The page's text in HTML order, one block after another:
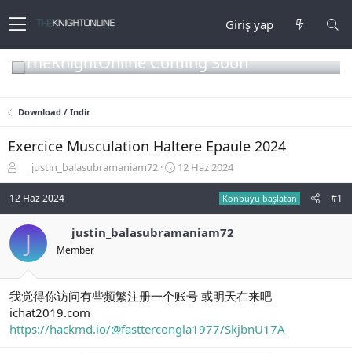
Giriş yap
TheKnightOnline Coming Soon
Download / Indir
Exercice Musculation Haltere Epaule 2024
o
n
u
y
u
b
a
ş
l
t
justin_balasubramaniam72
B
a
n
ç
t
i
12 Haz 2024
12 Haz 2024 Konbuyu başlatan #1
J justin_balasubramaniam72
Member
我觉得你访问有些频繁注册一个账号 或明天在来吧
ichat2019.com
https://hackmd.io/@fasttercongla1977/SkjbnU17A